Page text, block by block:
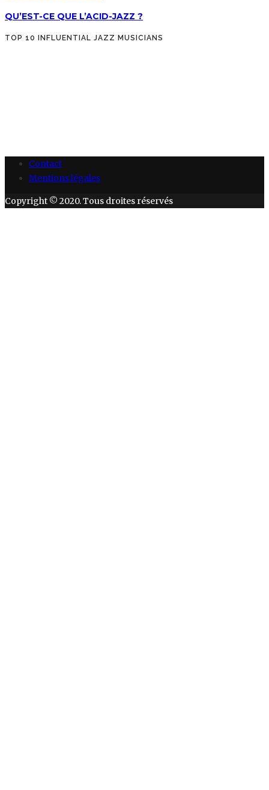
QU’EST-CE QUE L’ACID-JAZZ ?
TOP 10 INFLUENTIAL JAZZ MUSICIANS
Contact
Mentions légales
Copyright © 2020. Tous droites réservés